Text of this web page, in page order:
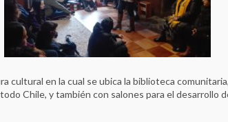
cultural en la cual se ubica la biblioteca
Chile, y también con salones para el desarrollo